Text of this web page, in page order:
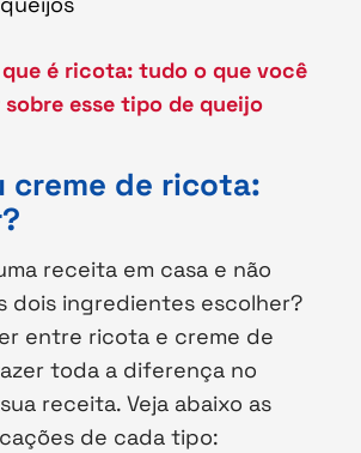
que é ricota: tudo o que você
esse tipo de queijo
creme de ricota:
receita em casa e não
dois ingredientes escolher?
entre ricota e creme de
toda a diferença no
receita. Veja abaixo as
de cada tipo: